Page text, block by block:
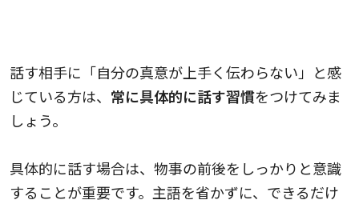
話す相手に「自分の真意が上手く伝わらない」と感
じている方は、 常に具体的に話す習慣をつけてみま
しょう。
具体的に話す場合は、物事の前後をしっかりと意識
することが重要です。主語を省かずに、できるだけ